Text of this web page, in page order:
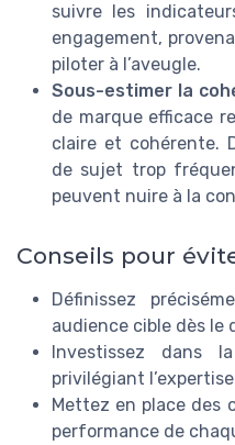
suivre les
engagement,
piloter à l’aveugle.
Sous-estimer la
de marque efficace
claire et cohérente.
de sujet trop
peuvent nuire à la
Conseils pour
Définissez
audience cible dès le
Investissez dans
privilégiant
Mettez en place des
performance de